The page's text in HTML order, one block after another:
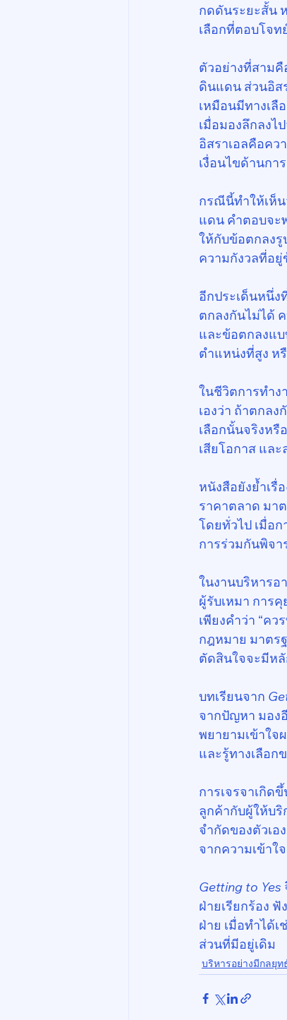
กดดันระยะสั้น
เลือกที่ตอบโจท
ตัวอย่างที่สาม
ดินแดน ส่วนอิส
เหมือนมีทางเลื
เมื่อมองลึกลงไ
อิสราเอลคือค
เงื่อนไขด้านกา
กรณีนี้ทำให้เห็
แดน คำตอบจะ
ให้กับข้อตกลงรู
ความกังวลที่อยู่
อีกประเด็นหนึ่ง
ตกลงกันไม่ได้
และข้อตกลงแบ
ตำแหน่งที่สูง ห
ในชีวิตการทำง
เองว่า ถ้าตกล
เลือกนั้นจริงหรื
เสียโอกาส แล
หนังสือยังย้ำเรื่
ราคาตลาด มา
โดยทั่วไป เมื่อ
การร่วมกันพิจ
ในงานบริหารอ
ผู้รับเหมา การ
เพียงคำว่า “ค
กฎหมาย มาตร
ตัดสินใจจะมีห
บทเรียนจาก
จากปัญหา มอง
พยายามเข้าใจ
และรู้ทางเลือก
การเจรจาเกิด
ลูกค้ากับผู้ให้บ
จำกัดของตัวเอ
จากความเข้า
Getting to Yes
ฝ่ายเรียกร้อง
ฝ่าย เมื่อทำได้
ส่วนที่มีอยู่เดิม
บริหารอย่างมีกลยุท